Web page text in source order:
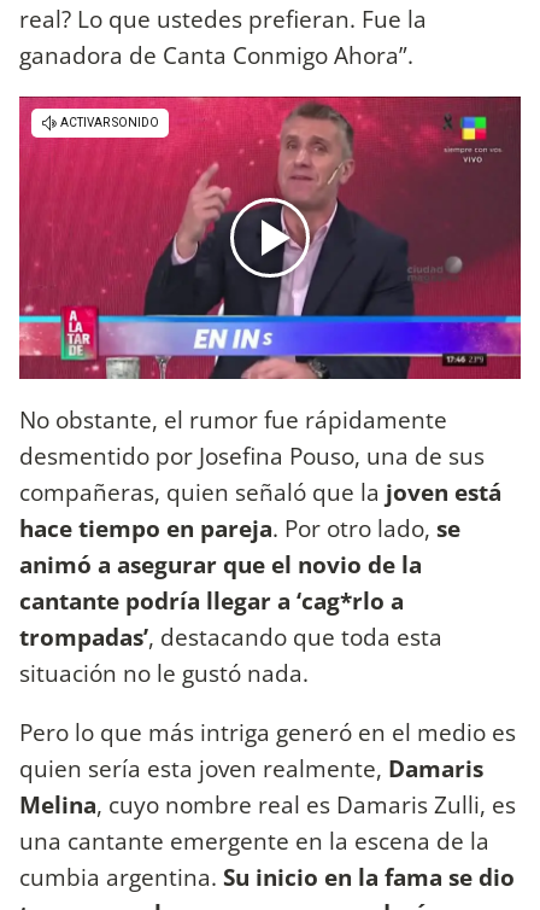
real? Lo que ustedes prefieran. Fue la
ganadora de Canta Conmigo Ahora”.
No obstante, el rumor fue rápidamente
desmentido por Josefina Pouso, una de sus
compañeras, quien señaló que la joven está
hace tiempo en pareja. Por otro lado, se
animó a asegurar que el novio de la
cantante podría llegar a ‘cag*rlo a
trompadas’, destacando que toda esta
situación no le gustó nada.
Pero lo que más intriga generó en el medio es
quien sería esta joven realmente, Damaris
Melina, cuyo nombre real es Damaris Zulli, es
una cantante emergente en la escena de la
cumbia argentina. Su inicio en la fama se dio